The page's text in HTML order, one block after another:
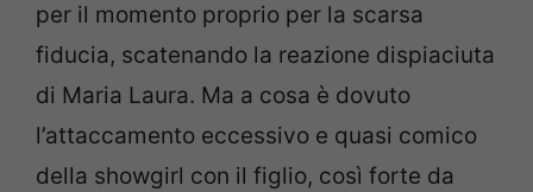
per il momento proprio per la scarsa
fiducia, scatenando la reazione dispiaciuta
di Maria Laura. Ma a cosa è dovuto
l’attaccamento eccessivo e quasi comico
della showgirl con il figlio, così forte da